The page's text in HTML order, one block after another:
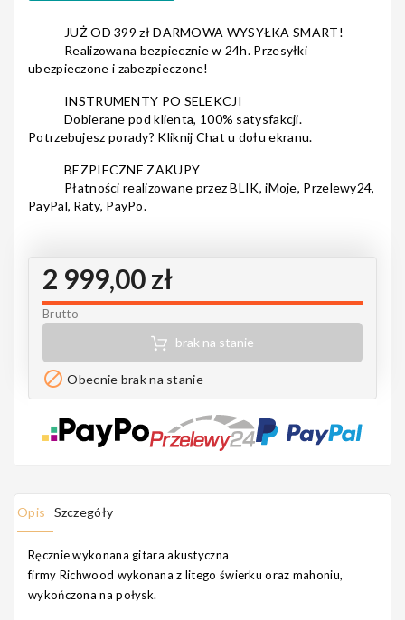
Kursy/Szkolenia
Prezenty
Ortega
Usługi
JUŻ OD 399 zł DARMOWA WYSYŁKA SMART!
Realizowana bezpiecznie w 24h. Przesyłki
ubezpieczone i zabezpieczone!
INSTRUMENTY PO SELEKCJI
Dobierane pod klienta, 100% satysfakcji.
Potrzebujesz porady? Kliknij Chat u dołu ekranu.
BEZPIECZNE ZAKUPY
Płatności realizowane przez BLIK, iMoje, Przelewy24,
PayPal, Raty, PayPo.
2 999,00 zł
Brutto
brak na stanie
 Obecnie brak na stanie
Opis Szczegóły
Ręcznie wykonana gitara akustyczna
firmy Richwood wykonana z litego świerku oraz mahoniu,
wykończona na połysk.